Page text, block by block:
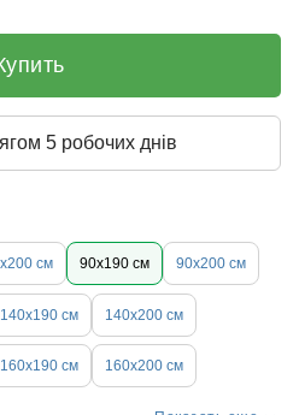
5 робочих днів
см 90х190 см 90х200 см
140х190 см 140х200 см
160х190 см 160х200 см